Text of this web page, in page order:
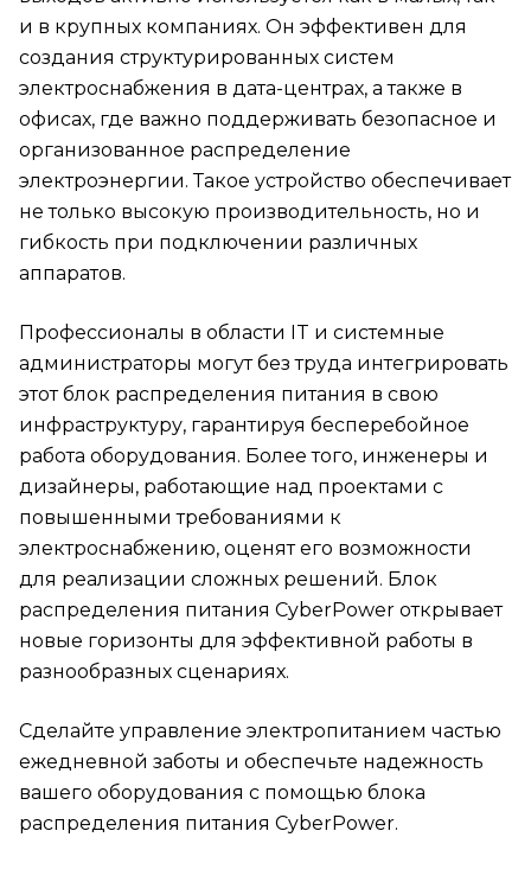
и в крупных компаниях. Он эффективен для
создания структурированных систем
электроснабжения в дата-центрах, а также в
офисах, где важно поддерживать безопасное и
организованное распределение
электроэнергии. Такое устройство обеспечивает
не только высокую производительность, но и
гибкость при подключении различных
аппаратов.
Профессионалы в области IT и системные
администраторы могут без труда интегрировать
этот блок распределения питания в свою
инфраструктуру, гарантируя бесперебойное
работа оборудования. Более того, инженеры и
дизайнеры, работающие над проектами с
повышенными требованиями к
электроснабжению, оценят его возможности
для реализации сложных решений. Блок
распределения питания CyberPower открывает
новые горизонты для эффективной работы в
разнообразных сценариях.
Сделайте управление электропитанием частью
ежедневной заботы и обеспечьте надежность
вашего оборудования с помощью блока
распределения питания CyberPower.